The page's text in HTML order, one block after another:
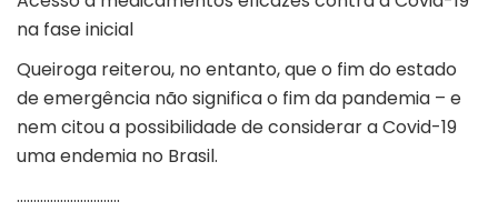
na fase inicial
Queiroga reiterou, no entanto, que o fim do estado
de emergência não significa o fim da pandemia – e
nem citou a possibilidade de considerar a Covid-19
uma endemia no Brasil.
………………………….